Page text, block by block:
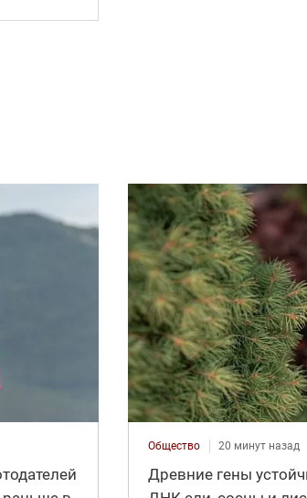
Общество 20 минут назад
Древние гены